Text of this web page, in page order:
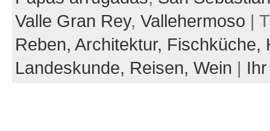
Valle Gran Rey, Vallehermoso |
Reben, Architektur, Fischküche,
Landeskunde, Reisen, Wein |